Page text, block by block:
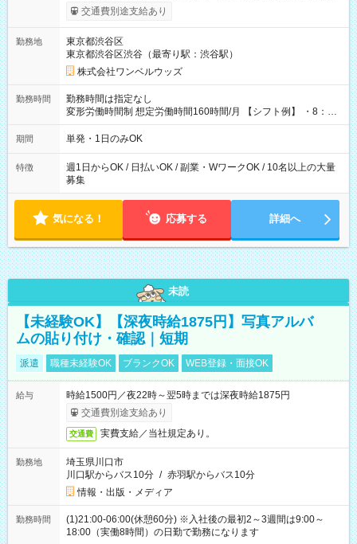
いOK！（規定あり） ┗働いたその日に現金GET♪ お仕事後はコ
ンビニATMから 日払い分を引き落とせます！ 【試用期間】試
交通費別途支給あり
勤務地
東京都渋谷区
東京都渋谷区渋谷（最寄り駅：渋谷駅）
株式会社ワンベルウッズ
勤務時間
勤務時間は指定なし
変形労働時間制 想定労働時間160時間/月 【シフト例】 ・8：00
～21：00
期間 単発・1日のみOK
特徴
週1日からOK / 日払いOK / 副業・WワークOK / 10名以上の大量
募集
気になる！ 応募する 詳細へ
未読
【未経験OK】【深夜時給1875円】写真アルバ
ムの貼り付け・確認｜短期
派遣 職種未経験OK ブランクOK WEB登録・面接OK
給与
時給1500円／夜22時～翌5時までは深夜時給1875円
交通費別途支給あり
交通費 実費支給／当社規定あり。
勤務地
埼玉県川口市
川口駅からバス10分 / 赤羽駅からバス10分
情報・出版・メディア
勤務時間
(1)21:00-06:00(休憩60分) ※入社後の最初2～3週間は9:00～
18:00（実働8時間）の日勤で勤務になります